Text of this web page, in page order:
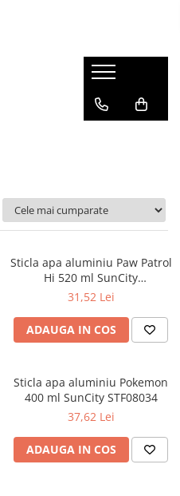
Sticla apa aluminiu Paw Patrol
Hi 520 ml SunCity
GIM55518232
31,52 Lei
ADAUGA IN COS
Sticla apa aluminiu Pokemon
400 ml SunCity STF08034
37,62 Lei
ADAUGA IN COS